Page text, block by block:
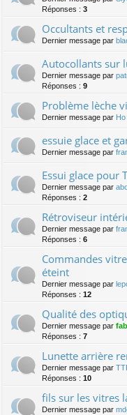
Réponses : 3
Occultants et
Dernier message par
Autocollants sur
Dernier message par
Réponses : 9
Problème lèche
Dernier message par
essuie glace et
Dernier message par
Essui glace pour
Dernier message par
Réponses : 2
Rétroviseur
Dernier message par
Réponses : 6
Commandes
éteint
Dernier message par
Réponses : 12
Qualité des
Dernier message par
Réponses : 7
Lunette arrière
Dernier message par
Réponses : 10
fils sur les vitres
Dernier message par